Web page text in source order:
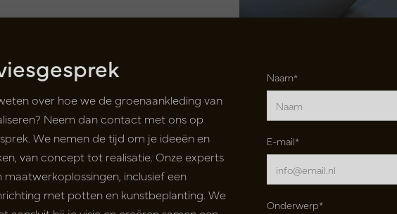
over hoe we de groenaankleding van
Neem dan contact met ons op
We nemen de tijd om je ideeën en
van concept tot realisatie. Onze experts
inclusief een
met potten en kunstbeplanting. We
Naam*
E-mail*
Onderwerp*